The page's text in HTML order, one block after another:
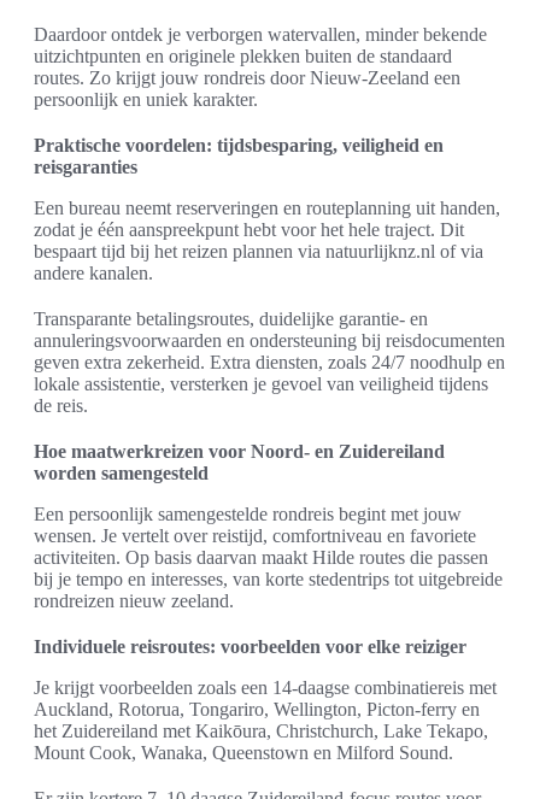
Daardoor ontdek je verborgen watervallen, minder bekende
uitzichtpunten en originele plekken buiten de standaard
routes. Zo krijgt jouw rondreis door Nieuw-Zeeland een
persoonlijk en uniek karakter.
Praktische voordelen: tijdsbesparing, veiligheid en
reisgaranties
Een bureau neemt reserveringen en routeplanning uit handen,
zodat je één aanspreekpunt hebt voor het hele traject. Dit
bespaart tijd bij het reizen plannen via natuurlijknz.nl of via
andere kanalen.
Transparante betalingsroutes, duidelijke garantie- en
annuleringsvoorwaarden en ondersteuning bij reisdocumenten
geven extra zekerheid. Extra diensten, zoals 24/7 noodhulp en
lokale assistentie, versterken je gevoel van veiligheid tijdens
de reis.
Hoe maatwerkreizen voor Noord- en Zuidereiland
worden samengesteld
Een persoonlijk samengestelde rondreis begint met jouw
wensen. Je vertelt over reistijd, comfortniveau en favoriete
activiteiten. Op basis daarvan maakt Hilde routes die passen
bij je tempo en interesses, van korte stedentrips tot uitgebreide
rondreizen nieuw zeeland.
Individuele reisroutes: voorbeelden voor elke reiziger
Je krijgt voorbeelden zoals een 14-daagse combinatiereis met
Auckland, Rotorua, Tongariro, Wellington, Picton-ferry en
het Zuidereiland met Kaikōura, Christchurch, Lake Tekapo,
Mount Cook, Wanaka, Queenstown en Milford Sound.